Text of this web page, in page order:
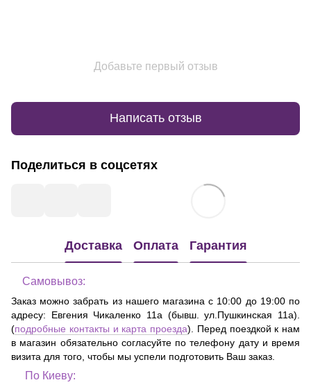
Добавьте первый отзыв
Написать отзыв
Поделиться в соцсетях
Доставка Оплата Гарантия
Самовывоз:
Заказ можно забрать из нашего магазина с 10:00 до 19:00 по
адресу: Евгения Чикаленко 11а (бывш. ул.Пушкинская 11а)
(подробные контакты и карта проезда). Перед поездкой к нам
в магазин обязательно согласуйте по телефону дату и время
визита для того, чтобы мы успели подготовить Ваш заказ.
По Киеву: